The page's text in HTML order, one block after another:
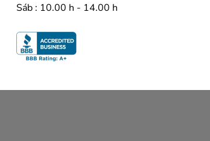
Sáb : 10.00 h - 14.00 h